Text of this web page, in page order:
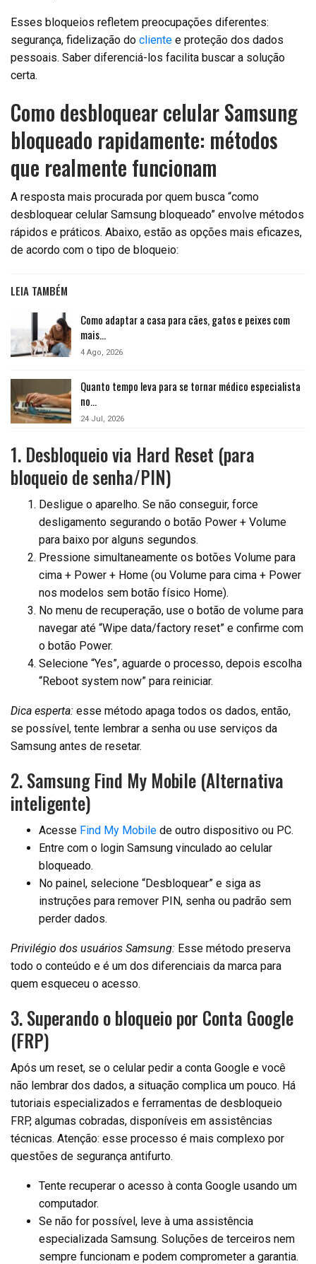
Esses bloqueios refletem preocupações diferentes:
segurança, fidelização do cliente e proteção dos dados
pessoais. Saber diferenciá-los facilita buscar a solução
certa.
Como desbloquear celular Samsung
bloqueado rapidamente: métodos
que realmente funcionam
A resposta mais procurada por quem busca “como
desbloquear celular Samsung bloqueado” envolve métodos
rápidos e práticos. Abaixo, estão as opções mais eficazes,
de acordo com o tipo de bloqueio:
LEIA TAMBÉM
Como adaptar a casa para cães, gatos e peixes com
mais…
4 Ago, 2026
Quanto tempo leva para se tornar médico especialista
no…
24 Jul, 2026
1. Desbloqueio via Hard Reset (para
bloqueio de senha/PIN)
Desligue o aparelho. Se não conseguir, force
desligamento segurando o botão Power + Volume
para baixo por alguns segundos.
Pressione simultaneamente os botões Volume para
cima + Power + Home (ou Volume para cima + Power
nos modelos sem botão físico Home).
No menu de recuperação, use o botão de volume para
navegar até “Wipe data/factory reset” e confirme com
o botão Power.
Selecione “Yes”, aguarde o processo, depois escolha
“Reboot system now” para reiniciar.
Dica esperta: esse método apaga todos os dados, então,
se possível, tente lembrar a senha ou use serviços da
Samsung antes de resetar.
2. Samsung Find My Mobile (Alternativa
inteligente)
Acesse Find My Mobile de outro dispositivo ou PC.
Entre com o login Samsung vinculado ao celular
bloqueado.
No painel, selecione “Desbloquear” e siga as
instruções para remover PIN, senha ou padrão sem
perder dados.
Privilégio dos usuários Samsung: Esse método preserva
todo o conteúdo e é um dos diferenciais da marca para
quem esqueceu o acesso.
3. Superando o bloqueio por Conta Google
(FRP)
Após um reset, se o celular pedir a conta Google e você
não lembrar dos dados, a situação complica um pouco. Há
tutoriais especializados e ferramentas de desbloqueio
FRP, algumas cobradas, disponíveis em assistências
técnicas. Atenção: esse processo é mais complexo por
questões de segurança antifurto.
Tente recuperar o acesso à conta Google usando um
computador.
Se não for possível, leve à uma assistência
especializada Samsung. Soluções de terceiros nem
sempre funcionam e podem comprometer a garantia.